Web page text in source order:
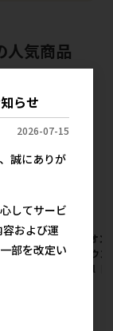
人気商品
ット!オシ
臭&除菌 犬
[ライオ
ッコ･ウン
300ml【
らせ
2026-07-15
誠にありが
してサービ
および運
部を改定い